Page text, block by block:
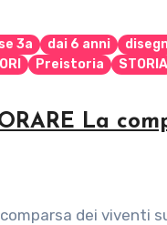
3a dai 6 anni
Preistoria STORIA
La
comparsa dei